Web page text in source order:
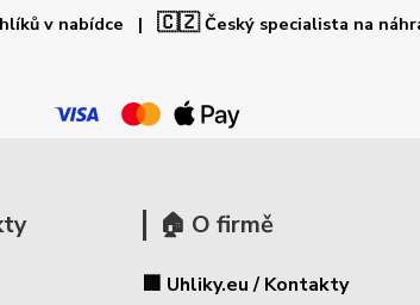
v nabídce | 🇨🇿Český specialista na
🏠 O firmě
🏢 Uhliky.eu / Kontakty